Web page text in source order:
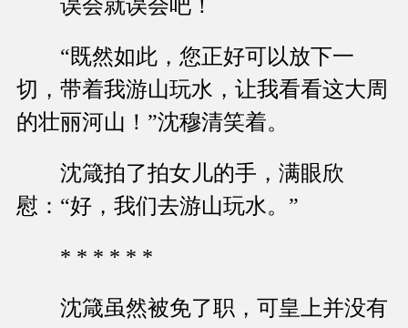
误会就误会吧！
“既然如此，您正好可以放下一
切，带着我游山玩水，让我看看这大周
的壮丽河山！”沈穆清笑着。
沈箴拍了拍女儿的手，满眼欣
慰：“好，我们去游山玩水。”
* * * * * *
沈箴虽然被免了职，可皇上并没有